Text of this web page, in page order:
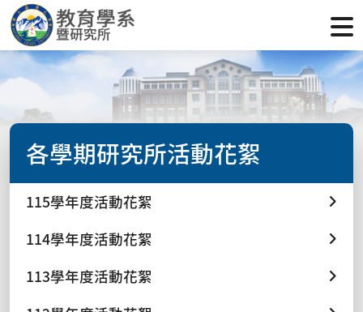
各學期研究所活動花絮
115學年度活動花絮
114學年度活動花絮
113學年度活動花絮